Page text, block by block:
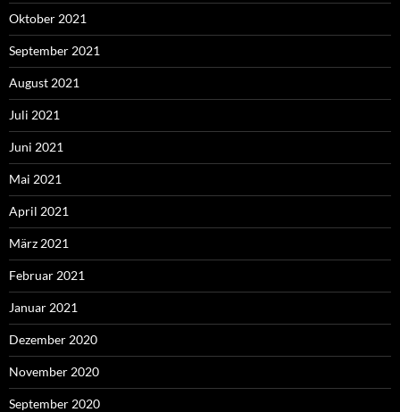
Oktober 2021
September 2021
August 2021
Juli 2021
Juni 2021
Mai 2021
April 2021
März 2021
Februar 2021
Januar 2021
Dezember 2020
November 2020
September 2020